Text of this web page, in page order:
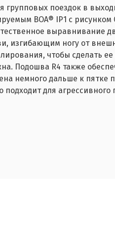
групповых поездок в
BOA® IP1 с рисунком
выравнивание
изгибающим ногу от
чтобы сделать
Подошва R4 также
немного дальше к пятке
для агрессивного